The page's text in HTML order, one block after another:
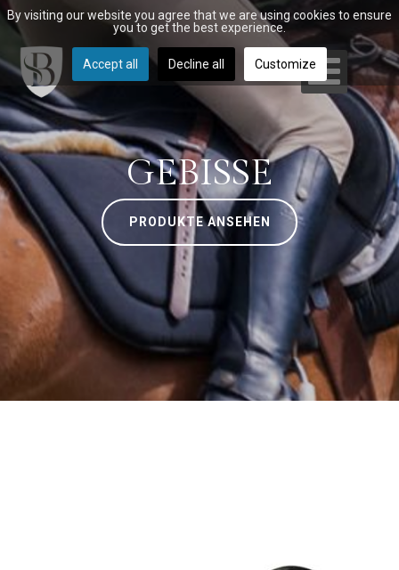
GEBISSE
PRODUKTE ANSEHEN
By visiting our website you agree that we are using cookies to ensure
you to get the best experience.
Accept all Decline all Customize